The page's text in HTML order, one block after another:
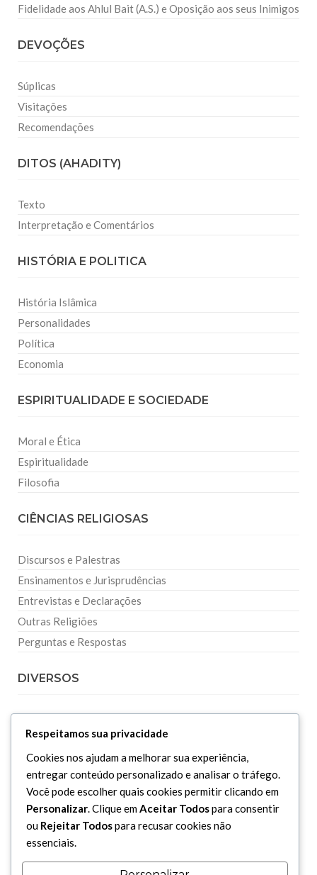
Fidelidade aos Ahlul Bait (A.S.) e Oposição aos seus Inimigos
DEVOÇÕES
Súplicas
Visitações
Recomendações
DITOS (AHADITY)
Texto
Interpretação e Comentários
HISTÓRIA E POLITICA
História Islâmica
Personalidades
Política
Economia
ESPIRITUALIDADE E SOCIEDADE
Moral e Ética
Espiritualidade
Filosofia
CIÊNCIAS RELIGIOSAS
Discursos e Palestras
Ensinamentos e Jurisprudências
Entrevistas e Declarações
Outras Religiões
Perguntas e Respostas
DIVERSOS
Dicionário Islâmico
Downloads
Respeitamos sua privacidade
Cookies nos ajudam a melhorar sua experiência,
entregar conteúdo personalizado e analisar o tráfego.
Você pode escolher quais cookies permitir clicando em
Personalizar. Clique emAceitar Todospara consentir
ou Rejeitar Todospara recusar cookies não
essenciais.